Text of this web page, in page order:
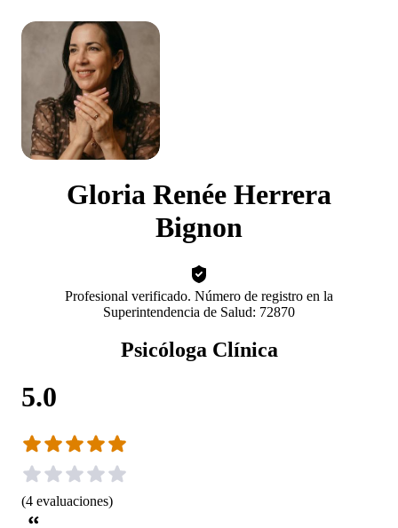
Gloria Renée Herrera
Bignon
Profesional verificado. Número de registro en la
Superintendencia de Salud: 72870
Psicóloga Clínica
5.0
(4 evaluaciones)